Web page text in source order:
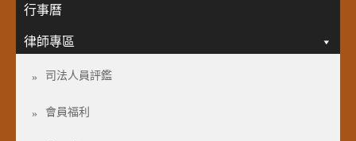
行事曆
律師專區
司法人員評鑑
會員福利